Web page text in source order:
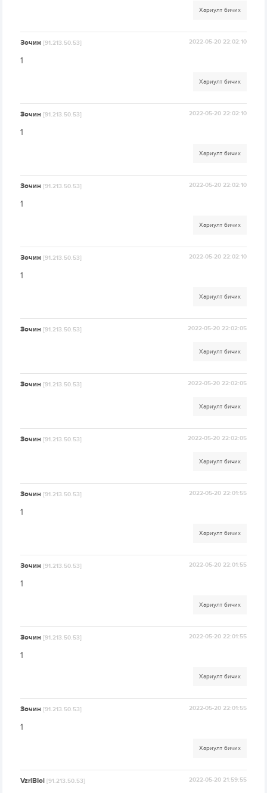
Хариулт бичих
Зочин[91.213.50.53] 2022-05-20 22:02:10
1
Хариулт бичих
Зочин[91.213.50.53] 2022-05-20 22:02:10
1
Хариулт бичих
Зочин[91.213.50.53] 2022-05-20 22:02:10
1
Хариулт бичих
Зочин[91.213.50.53] 2022-05-20 22:02:10
1
Хариулт бичих
Зочин[91.213.50.53] 2022-05-20 22:02:05
Хариулт бичих
Зочин[91.213.50.53] 2022-05-20 22:02:05
Хариулт бичих
Зочин[91.213.50.53] 2022-05-20 22:02:05
Хариулт бичих
Зочин[91.213.50.53] 2022-05-20 22:01:55
1
Хариулт бичих
Зочин[91.213.50.53] 2022-05-20 22:01:55
1
Хариулт бичих
Зочин[91.213.50.53] 2022-05-20 22:01:55
1
Хариулт бичих
Зочин[91.213.50.53] 2022-05-20 22:01:55
1
Хариулт бичих
VzrlBIoi[91.213.50.53] 2022-05-20 21:59:55